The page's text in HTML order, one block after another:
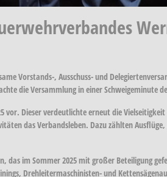
Vorstands-, Ausschuss- und
die Versammlung in einer Schweigeminute
vor. Dieser verdeutlichte erneut die
das Verbandsleben. Dazu zählten
das im Sommer 2025 mit großer Beteiligung
Drehleitermaschinisten- und